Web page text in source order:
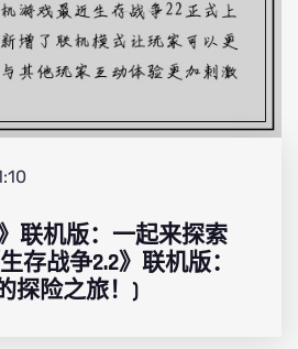
联机版：一起来探索
存战争2.2》联机版：
探险之旅！)